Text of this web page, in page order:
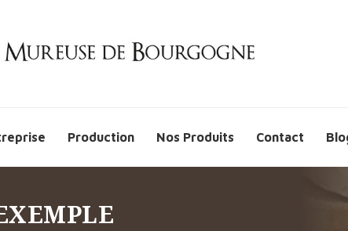
Production Nos Produits Contact